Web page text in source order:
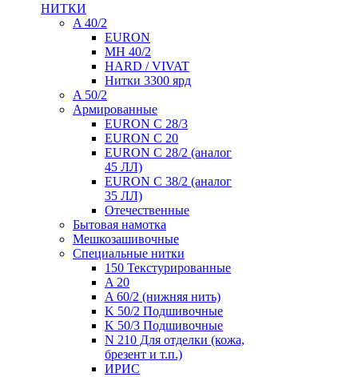
НИТКИ
A 40/2
EURON
MH 40/2
HARD / VIVAT
Нитки 3300 ярд
A 50/2
Армированные
EURON C 28/3
EURON C 20
EURON C 28/2 (аналог
45 ЛЛ)
EURON C 38/2 (аналог
35 ЛЛ)
Отечественные
Бытовая намотка
Мешкозашивочные
Специальные нитки
150 Текстурированные
A 20
A 60/2 (нижняя нить)
K 50/2 Подшивочные
K 50/3 Подшивочные
N 210 Для отделки (кожа,
брезент и т.п.)
ИРИС